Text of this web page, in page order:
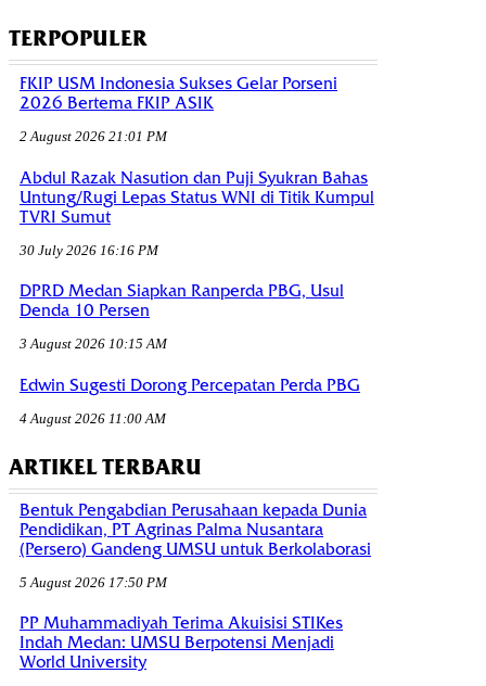
TERPOPULER
FKIP USM Indonesia Sukses Gelar Porseni
2026 Bertema FKIP ASIK
2 August 2026 21:01 PM
Abdul Razak Nasution dan Puji Syukran Bahas
Untung/Rugi Lepas Status WNI di Titik Kumpul
TVRI Sumut
30 July 2026 16:16 PM
DPRD Medan Siapkan Ranperda PBG, Usul
Denda 10 Persen
3 August 2026 10:15 AM
Edwin Sugesti Dorong Percepatan Perda PBG
4 August 2026 11:00 AM
ARTIKEL TERBARU
Bentuk Pengabdian Perusahaan kepada Dunia
Pendidikan, PT Agrinas Palma Nusantara
(Persero) Gandeng UMSU untuk Berkolaborasi
5 August 2026 17:50 PM
PP Muhammadiyah Terima Akuisisi STIKes
Indah Medan: UMSU Berpotensi Menjadi
World University